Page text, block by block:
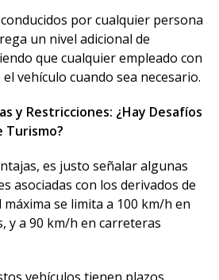
por cualquier persona
un nivel adicional de
que cualquier empleado con
vehículo cuando sea necesario.
y Restricciones: ¿Hay Desafíos
Turismo?
es justo señalar algunas
asociadas con los derivados de
se limita a 100 km/h en
y a 90 km/h en carreteras